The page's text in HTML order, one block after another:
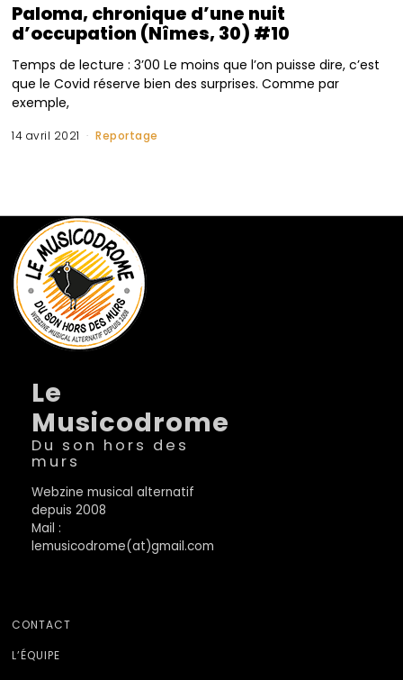
Paloma, chronique d’une nuit
d’occupation (Nîmes, 30) #10
Temps de lecture : 3’00 Le moins que l’on puisse dire, c’est
que le Covid réserve bien des surprises. Comme par
exemple,
14 avril 2021 Reportage
Le
Musicodrome
Du son hors des
murs
Webzine musical alternatif
depuis 2008
Mail :
lemusicodrome(at)gmail.com
CONTACT
L’ÉQUIPE